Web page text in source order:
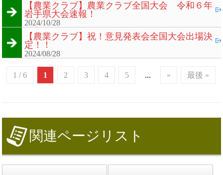
【農業クラブ】農業クラブ全国大会 令和６年
岩手県大会速報！
2024/10/28
【農業クラブ】祝！意見発表会全国大会出場決
定！！
2024/08/28
1 / 6 1 2 3 4 5 ... » 最後 »
関連ページリスト